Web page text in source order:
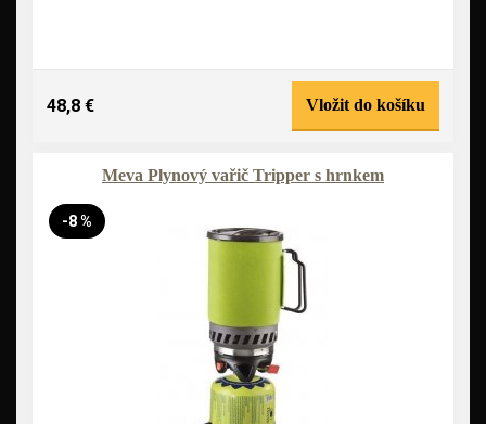
48,8 € Vložit do košíku
Meva Plynový vařič Tripper s hrnkem
-8 %